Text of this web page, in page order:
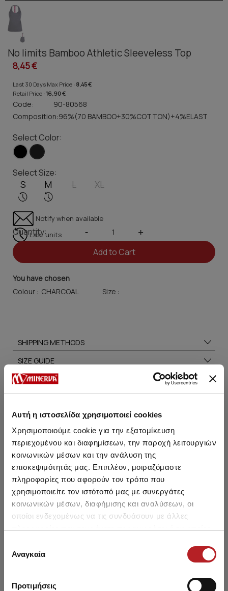
Αυτή η ιστοσελίδα χρησιμοποιεί cookies
Χρησιμοποιούμε cookie για την εξατομίκευση
περιεχομένου και διαφημίσεων, την παροχή λειτουργιών
κοινωνικών μέσων και την ανάλυση της
επισκεψιμότητάς μας. Επιπλέον, μοιραζόμαστε
πληροφορίες που αφορούν τον τρόπο που
χρησιμοποιείτε τον ιστότοπό μας με συνεργάτες
κοινωνικών μέσων, διαφήμισης και αναλύσεων, οι
οποίοι ενδεχομένως να τις συνδυάσουν με άλλες
των υπηρεσιών τους.
συγκατάθεσης
Αναγκαία
Προτιμήσεις
No limits Bamboo Athletic Sleeveless Top
8,45 €
Last 30 Days Max Price : 8,45 €
Retail Price : 16,90 €
Code:
90-80568
Composition:96%(70 BAMBOO+30%COTTON)+4%ELAST
Select Color:
Select Size:
S M L XL
Notify when available
Last units
Quantity: - +
Add to Cart
You have chosen
Colour :
Size :
SHIPPING METHODS
SIZE GUIDE
CARE TIPS
You may also like
HOT OFFER HOT OFFER